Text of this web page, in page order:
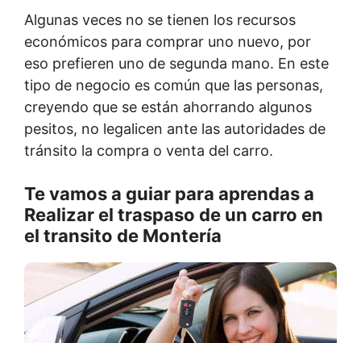
Algunas veces no se tienen los recursos
económicos para comprar uno nuevo, por
eso prefieren uno de segunda mano. En este
tipo de negocio es común que las personas,
creyendo que se están ahorrando algunos
pesitos, no legalicen ante las autoridades de
tránsito la compra o venta del carro.
Te vamos a guiar para aprendas a
Realizar el traspaso de un carro en
el transito de Montería